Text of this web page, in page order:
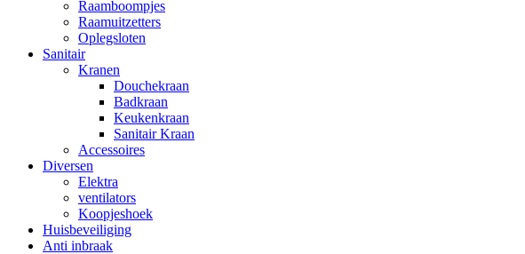
Raamboompjes
Raamuitzetters
Oplegsloten
Sanitair
Kranen
Douchekraan
Badkraan
Keukenkraan
Sanitair Kraan
Accessoires
Diversen
Elektra
ventilators
Koopjeshoek
Huisbeveiliging
Anti inbraak